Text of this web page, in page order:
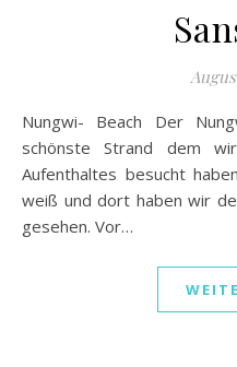
Nungwi- Beach Der Nungwi Beach war für mich der
schönste Strand dem
Aufenthaltes besucht
weiß und dort haben wir
gesehen. Vor…